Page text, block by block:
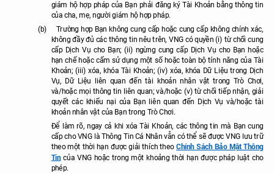
giám hộ hợp pháp của Bạn phải đăng ký Tài Khoản bằng thông tin
của cha, mẹ, người giám hộ hợp pháp.
(b)
Trường hợp Bạn không cung cấp hoặc cung cấp không chính xác,
không đầy đủ các thông tin nêu trên, VNG có quyền (i) từ chối cung
cấp Dịch Vụ cho Bạn; (ii) ngừng cung cấp Dịch Vụ cho Bạn hoặc
hạn chế hoặc cấm sử dụng một số hoặc toàn bộ tính năng của Tài
Khoản; (iii) xóa, khóa Tài Khoản; (iv) xóa, khóa Dữ Liệu trong Dịch
Vụ, Dữ Liệu liên quan đến tài khoản nhân vật trong Trò Chơi,
và/hoặc mọi thông tin liên quan; và/hoặc (v) từ chối tiếp nhận, giải
quyết các khiếu nại của Bạn liên quan đến Dịch Vụ và/hoặc tài
khoản nhân vật của Bạn trong Trò Chơi.
Để làm rõ, ngay cả khi xóa Tài Khoản, các thông tin mà Bạn cung
cấp cho VNG là Thông Tin Cá Nhân vẫn có thể sẽ được VNG lưu trữ
theo một thời hạn được giải thích theoChính Sách Bảo Mật Thông
Tincủa VNG hoặc trong một khoảng thời hạn được pháp luật cho
phép.